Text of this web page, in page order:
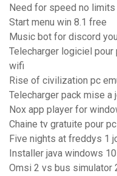
Need for speed no
Start menu win 8.1 free
Music bot for discord
Telecharger logiciel pour
wifi
Rise of civilization pc
Telecharger pack mise
Nox app player for
Chaine tv gratuite pour pc
Five nights at freddys 1
Installer java windows
Omsi 2 vs bus simulator